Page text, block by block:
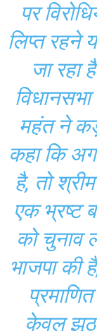
पर
लिप्त रहने
जा रहा
महंत ने
कहा कि
है, तो
एक भ्रष्ट
को चुनाव
भाजपा की
केवल झूठ